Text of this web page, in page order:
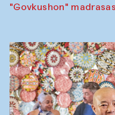
"Govkushon"